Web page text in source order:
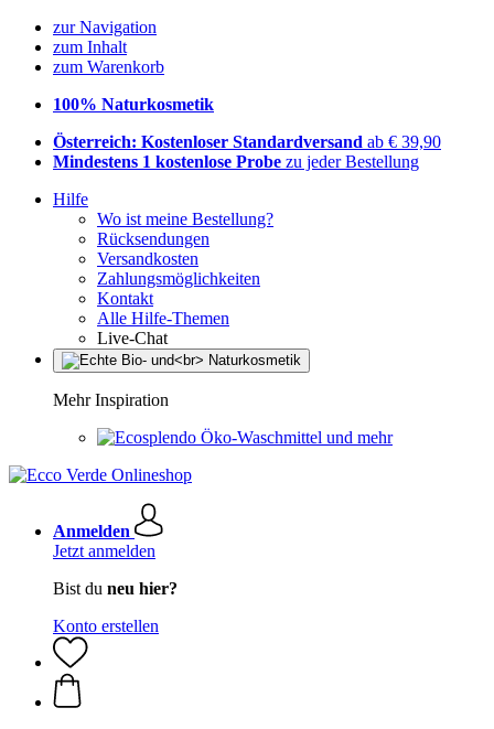
zur Navigation
zum Inhalt
zum Warenkorb
100% Naturkosmetik
Österreich: Kostenloser Standardversand ab € 39,90
Mindestens 1 kostenlose Probe zu jeder Bestellung
Hilfe
Wo ist meine Bestellung?
Rücksendungen
Versandkosten
Zahlungsmöglichkeiten
Kontakt
Alle Hilfe-Themen
Live-Chat
Mehr Inspiration
Öko-Waschmittel und mehr
Anmelden
Jetzt anmelden
Bist du neu hier?
Konto erstellen